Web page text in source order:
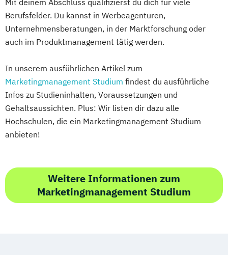
Mit deinem Abschluss qualifizierst du dich für viele
Berufsfelder. Du kannst in Werbeagenturen,
Unternehmensberatungen, in der Marktforschung oder
auch im Produktmanagement tätig werden.
In unserem ausführlichen Artikel zum
Marketingmanagement Studium findest du ausführliche
Infos zu Studieninhalten, Voraussetzungen und
Gehaltsaussichten. Plus: Wir listen dir dazu alle
Hochschulen, die ein Marketingmanagement Studium
anbieten!
Weitere Informationen zum
Marketingmanagement Studium